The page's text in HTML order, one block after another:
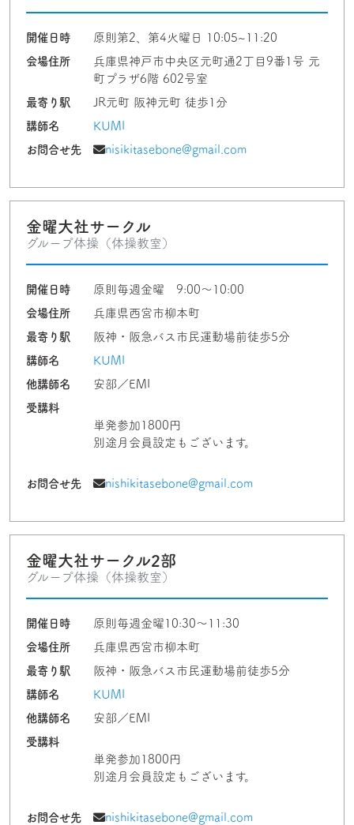
開催日時
原則第2、第4火曜日 10:05~11:20
会場住所
兵庫県神戸市中央区元町通2丁目9番1号 元
町プラザ6階 602号室
最寄り駅
JR元町 阪神元町 徒歩1分
講師名
KUMI
お問合せ先
nisikitasebone@gmail.com
金曜大社サークル
グループ体操（体操教室）
開催日時
原則毎週金曜 9:00～10:00
会場住所
兵庫県西宮市柳本町
最寄り駅
阪神・阪急バス市民運動場前徒歩5分
講師名
KUMI
他講師名
安部／EMI
受講料
単発参加1800円
別途月会員設定もございます。
お問合せ先 nishikitasebone@gmail.com
金曜大社サークル2部
グループ体操（体操教室）
開催日時
原則毎週金曜10:30～11:30
会場住所
兵庫県西宮市柳本町
最寄り駅
阪神・阪急バス市民運動場前徒歩5分
講師名
KUMI
他講師名
安部／EMI
受講料
単発参加1800円
別途月会員設定もございます。
お問合せ先 nishikitasebone@gmail.com